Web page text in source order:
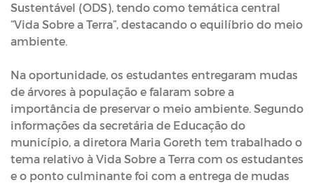
Sustentável (ODS), tendo como temática central
“Vida Sobre a Terra”, destacando o equilíbrio do meio
ambiente.
Na oportunidade, os estudantes entregaram mudas
de árvores à população e falaram sobre a
importância de preservar o meio ambiente. Segundo
informações da secretária de Educação do
município, a diretora Maria Goreth tem trabalhado o
tema relativo à Vida Sobre a Terra com os estudantes
e o ponto culminante foi com a entrega de mudas